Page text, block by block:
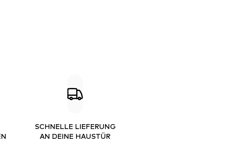
SCHNELLE LIEFERUNG
AN DEINE HAUSTÜR